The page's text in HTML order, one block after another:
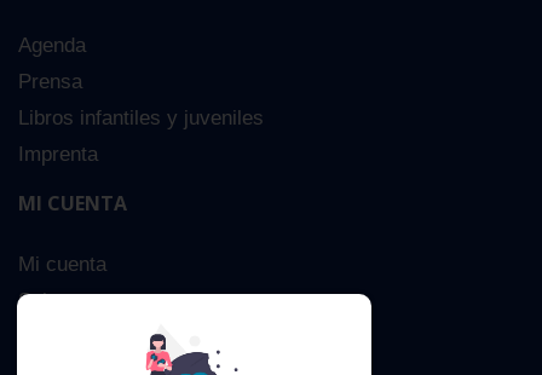
Agenda
Prensa
Libros infantiles y juveniles
Imprenta
MI CUENTA
Mi cuenta
Sobre nosotros
Búsqueda Avanzada